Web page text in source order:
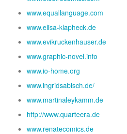
www.equallanguage.com
www.elisa-klapheck.de
www.evikruckenhauser.de
www.graphic-novel.info
www.io-home.org
www.ingridsabisch.de/
www.martinaleykamm.de
http://www.quarteera.de
www.renatecomics.de